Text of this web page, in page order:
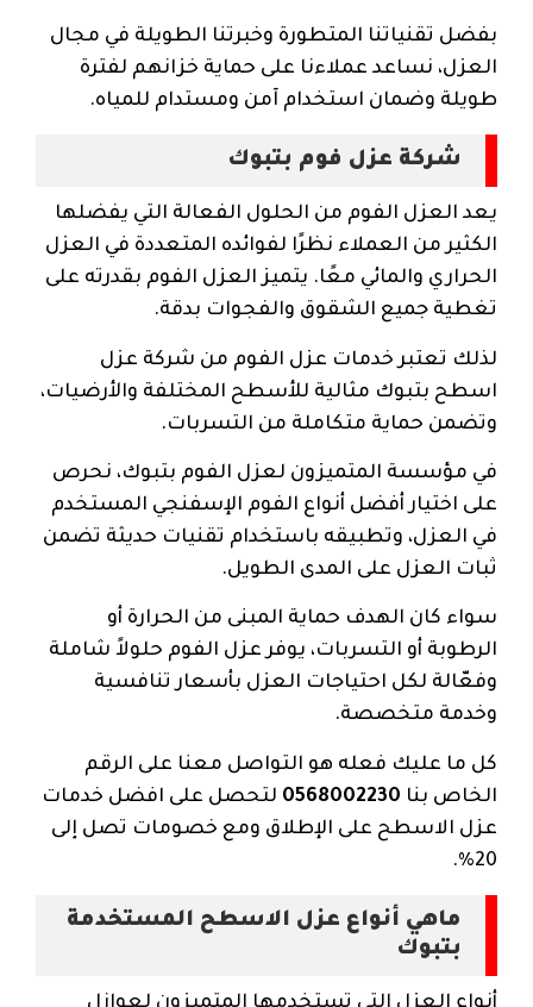
بفضل تقنياتنا المتطورة وخبرتنا الطويلة في مجال
العزل، نساعد عملاءنا على حماية خزانهم لفترة
طويلة وضمان استخدام آمن ومستدام للمياه.
شركة عزل فوم بتبوك
يعد العزل الفوم من الحلول الفعالة التي يفضلها
الكثير من العملاء نظرًا لفوائده المتعددة في العزل
الحراري والمائي معًا. يتميز العزل الفوم بقدرته على
تغطية جميع الشقوق والفجوات بدقة.
لذلك تعتبر خدمات عزل الفوم من شركة عزل
اسطح بتبوك مثالية للأسطح المختلفة والأرضيات،
وتضمن حماية متكاملة من التسربات.
في مؤسسة المتميزون لعزل الفوم بتبوك، نحرص
على اختيار أفضل أنواع الفوم الإسفنجي المستخدم
في العزل، وتطبيقه باستخدام تقنيات حديثة تضمن
ثبات العزل على المدى الطويل.
سواء كان الهدف حماية المبنى من الحرارة أو
الرطوبة أو التسربات، يوفر عزل الفوم حلولاً شاملة
وفعّالة لكل احتياجات العزل بأسعار تنافسية
وخدمة متخصصة.
كل ما عليك فعله هو التواصل معنا على الرقم
الخاص بنا 0568002230 لتحصل على افضل خدمات
عزل الاسطح على الإطلاق ومع خصومات تصل إلى
20%.
ماهي أنواع عزل الاسطح المستخدمة
بتبوك